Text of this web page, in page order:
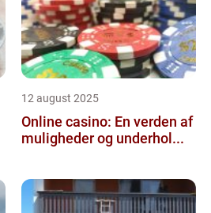
12 august 2025
Online casino: En verden af
muligheder og underhol...